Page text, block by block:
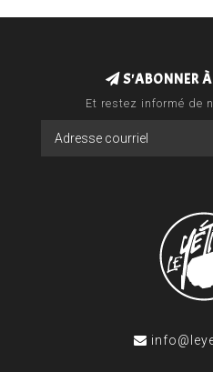
S'ABONNER
Et restez informé de